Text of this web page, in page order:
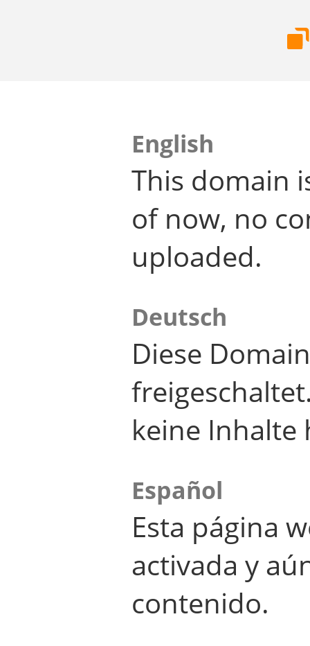
English
This domain
of now, no
uploaded.
Deutsch
Diese
keine Inhalte
Español
Esta página
activada y
contenido.